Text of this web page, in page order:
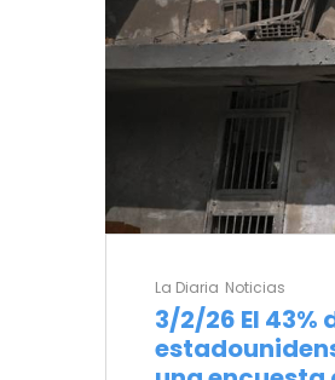
La Diaria Noticias
3/2/26 El